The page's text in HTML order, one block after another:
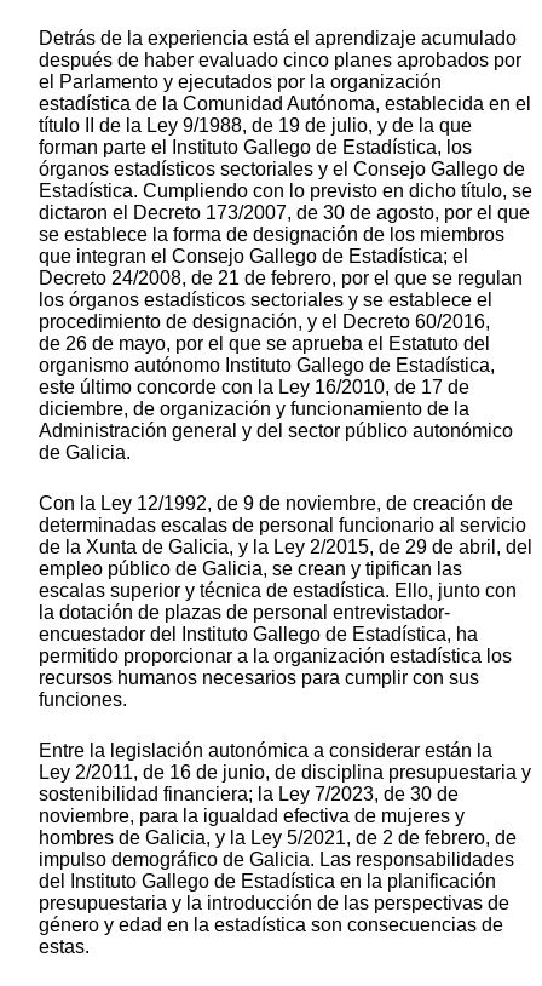
Detrás de la experiencia está el aprendizaje acumulado
después de haber evaluado cinco planes aprobados por
el Parlamento y ejecutados por la organización
estadística de la Comunidad Autónoma, establecida en el
título II de la Ley 9/1988, de 19 de julio, y de la que
forman parte el Instituto Gallego de Estadística, los
órganos estadísticos sectoriales y el Consejo Gallego de
Estadística. Cumpliendo con lo previsto en dicho título, se
dictaron el Decreto 173/2007, de 30 de agosto, por el que
se establece la forma de designación de los miembros
que integran el Consejo Gallego de Estadística; el
Decreto 24/2008, de 21 de febrero, por el que se regulan
los órganos estadísticos sectoriales y se establece el
procedimiento de designación, y el Decreto 60/2016,
de 26 de mayo, por el que se aprueba el Estatuto del
organismo autónomo Instituto Gallego de Estadística,
este último concorde con la Ley 16/2010, de 17 de
diciembre, de organización y funcionamiento de la
Administración general y del sector público autonómico
de Galicia.
Con la Ley 12/1992, de 9 de noviembre, de creación de
determinadas escalas de personal funcionario al servicio
de la Xunta de Galicia, y la Ley 2/2015, de 29 de abril, del
empleo público de Galicia, se crean y tipifican las
escalas superior y técnica de estadística. Ello, junto con
la dotación de plazas de personal entrevistador-
encuestador del Instituto Gallego de Estadística, ha
permitido proporcionar a la organización estadística los
recursos humanos necesarios para cumplir con sus
funciones.
Entre la legislación autonómica a considerar están la
Ley 2/2011, de 16 de junio, de disciplina presupuestaria y
sostenibilidad financiera; la Ley 7/2023, de 30 de
noviembre, para la igualdad efectiva de mujeres y
hombres de Galicia, y la Ley 5/2021, de 2 de febrero, de
impulso demográfico de Galicia. Las responsabilidades
del Instituto Gallego de Estadística en la planificación
presupuestaria y la introducción de las perspectivas de
género y edad en la estadística son consecuencias de
estas.